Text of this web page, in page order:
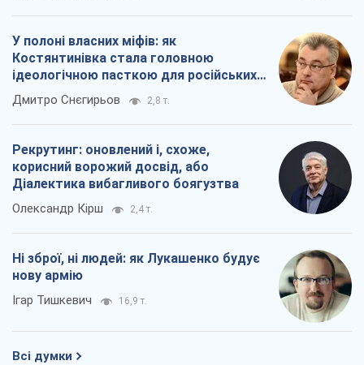
У полоні власних міфів: як
Костянтинівка стала головною
ідеологічною пасткою для російських
окупантів
Дмитро Снєгирьов 2,8 т.
Рекрутинг: оновлений і, схоже,
корисний ворожий досвід, або
Діалектика вибагливого боягузтва
Олександр Кірш 2,4 т.
Ні зброї, ні людей: як Лукашенко будує
нову армію
Ігар Тишкевич 16,9 т.
Всі думки